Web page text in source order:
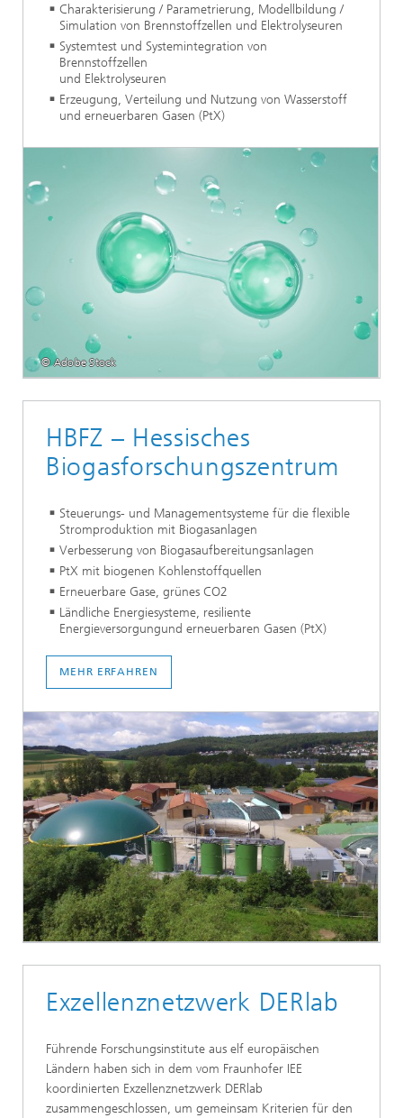
Charakterisierung / Parametrierung, Modellbildung /
Simulation von Brennstoffzellen und Elektrolyseuren
Systemtest und Systemintegration von
Brennstoffzellen
und Elektrolyseuren
Erzeugung, Verteilung und Nutzung von Wasserstoff
und erneuerbaren Gasen (PtX)
© Adobe Stock
HBFZ – Hessisches
Biogasforschungszentrum
Steuerungs- und Managementsysteme für die flexible
Stromproduktion mit Biogasanlagen
Verbesserung von Biogasaufbereitungsanlagen
PtX mit biogenen Kohlenstoffquellen
Erneuerbare Gase, grünes CO2
Ländliche Energiesysteme, resiliente
Energieversorgungund erneuerbaren Gasen (PtX)
MEHR ERFAHREN
Exzellenznetzwerk DERlab
Führende Forschungsinstitute aus elf europäischen
Ländern haben sich in dem vom Fraunho­fer IEE
koordinierten Exzellenznetzwerk DERlab
zusammengeschlossen, um gemeinsam Kriterien für den